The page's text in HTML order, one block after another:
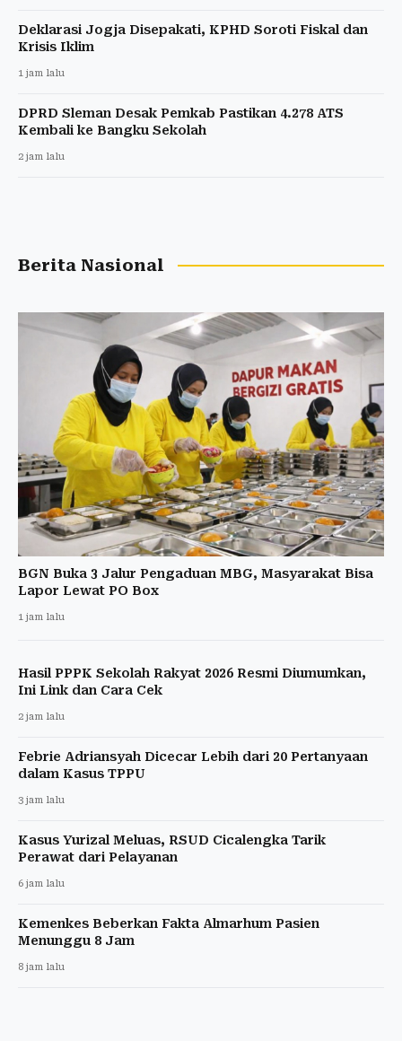
Deklarasi Jogja Disepakati, KPHD Soroti Fiskal dan
Krisis Iklim
1 jam lalu
DPRD Sleman Desak Pemkab Pastikan 4.278 ATS
Kembali ke Bangku Sekolah
2 jam lalu
Berita Nasional
BGN Buka 3 Jalur Pengaduan MBG, Masyarakat Bisa
Lapor Lewat PO Box
1 jam lalu
Hasil PPPK Sekolah Rakyat 2026 Resmi Diumumkan,
Ini Link dan Cara Cek
2 jam lalu
Febrie Adriansyah Dicecar Lebih dari 20 Pertanyaan
dalam Kasus TPPU
3 jam lalu
Kasus Yurizal Meluas, RSUD Cicalengka Tarik
Perawat dari Pelayanan
6 jam lalu
Kemenkes Beberkan Fakta Almarhum Pasien
Menunggu 8 Jam
8 jam lalu